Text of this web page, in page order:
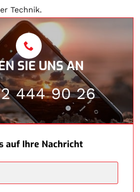
Technik.
SIE UNS AN
444 90 26
auf Ihre Nachricht